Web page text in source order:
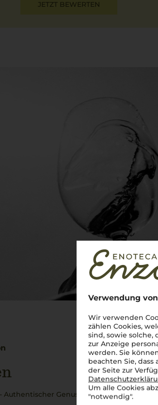
Verwendung
Wir verwenden
zählen Cookies,
sind, sowie
zur Anzeige
werden. Sie
beachten Sie,
der Seite zur
Um alle Cookies
"notwendig".
JETZT BEWERTEN
Authentischer Genuss vom Mittelmeer